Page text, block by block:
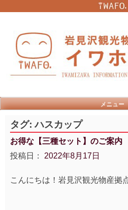
メニュー
タグ:ハスカップ
お得な【三種セット】のご案内
投稿日： 2022年8月17日
こんにちは！岩見沢観光物産拠